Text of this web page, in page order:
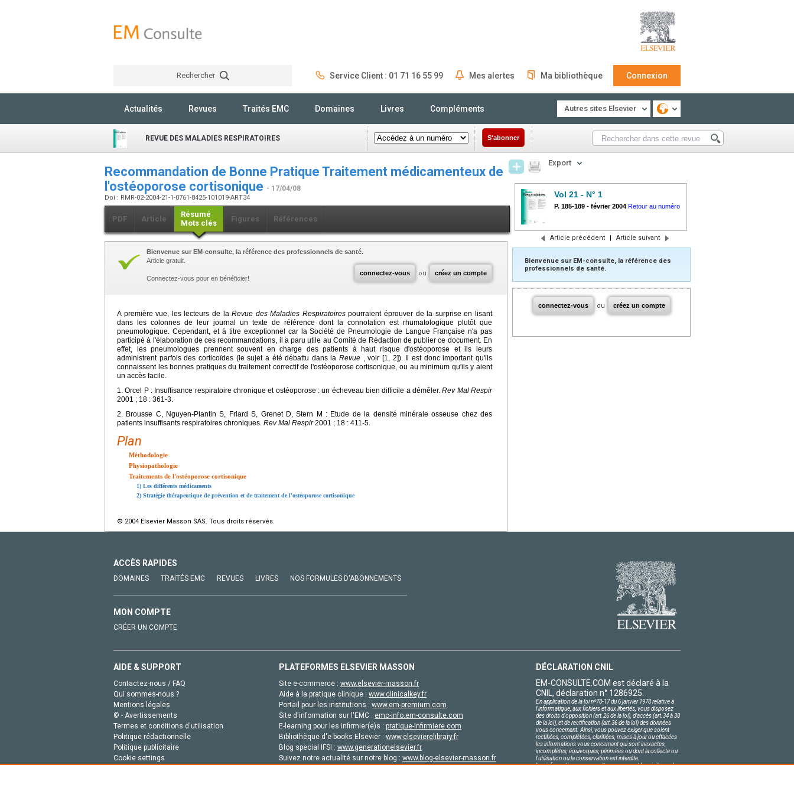
Rechercher Service Client : 01 71 16 55 99 Mes alertes Ma bibliothèque Connexion
Actualités Revues Traités EMC Domaines Livres Compléments Autres sites Elsevier
REVUE DES MALADIES RESPIRATOIRES S'abonner
Recommandation de Bonne Pratique Traitement médicamenteux de
l'ostéoporose cortisonique - 17/04/08
Doi : RMR-02-2004-21-1-0761-8425-101019-ART34
PDF Article
Résumé
Mots clés
Figures Références
connectez-vous ou créez un compte
Bienvenue sur EM-consulte, la référence des professionnels de santé.
Article gratuit.
Connectez-vous pour en bénéficier!
A première vue, les lecteurs de laRevue des Maladies Respiratoirespourraient éprouver de la surprise en lisant
dans les colonnes de leur journal un texte de référence dont la connotation est rhumatologique plutôt que
pneumologique. Cependant, et à titre exceptionnel car la Société de Pneumologie de Langue Française n'a pas
participé à l'élaboration de ces recommandations, il a paru utile au Comité de Rédaction de publier ce document. En
effet, les pneumologues prennent souvent en charge des patients à haut risque d'ostéoporose et ils leurs
administrent parfois des corticoïdes (le sujet a été débattu dans laRevue , voir [1, 2]). Il est donc important qu'ils
connaissent les bonnes pratiques du traitement correctif de l'ostéoporose cortisonique, ou au minimum qu'ils y aient
un accès facile.
1. Orcel P : Insuffisance respiratoire chronique et ostéoporose : un écheveau bien difficile a démêler.Rev Mal Respir
2001 ; 18 : 361-3.
2. Brousse C, Nguyen-Plantin S, Friard S, Grenet D, Stern M : Etude de la densité minérale osseuse chez des
patients insuffisants respiratoires chroniques. Rev Mal Respir2001 ; 18 : 411-5.
Plan
Méthodologie
Physiopathologie
Traitements de l'ostéoporose cortisonique
1) Les différents médicaments
2) Stratégie thérapeutique de prévention et de traitement de l'ostéoporose cortisonique
© 2004 Elsevier Masson SAS. Tous droits réservés.
Export
Vol 21 - N° 1
P. 185-189 - février 2004 Retour au numéro
Article précédent | Article suivant
Bienvenue sur EM-consulte, la référence des
professionnels de santé.
connectez-vous ou créez un compte
ACCÈS RAPIDES
DOMAINES TRAITÉS EMC REVUES LIVRES NOS FORMULES D'ABONNEMENTS
MON COMPTE
CRÉER UN COMPTE
AIDE & SUPPORT
Contactez-nous / FAQ
Qui sommes-nous ?
Mentions légales
© - Avertissements
Termes et conditions d'utilisation
Politique rédactionnelle
Politique publicitaire
Cookie settings
PLATEFORMES ELSEVIER MASSON
Site e-commerce : www.elsevier-masson.fr
Aide à la pratique clinique : www.clinicalkey.fr
Portail pour les institutions : www.em-premium.com
Site d'information sur l'EMC : emc-info.em-consulte.com
E-learning pour les infirmier(e)s : pratique-infirmiere.com
Bibliothèque d'e-books Elsevier : www.elsevierelibrary.fr
Blog special IFSI : www.generationelsevier.fr
Suivez notre actualité sur notre blog : www.blog-elsevier-masson.fr
DÉCLARATION CNIL
EM-CONSULTE.COM est déclaré à la
CNIL, déclaration n° 1286925.
En application de la loi nº78-17 du 6 janvier 1978 relative à
l'informatique, aux fichiers et aux libertés, vous disposez
des droits d'opposition (art.26 de la loi), d'accès (art.34 à 38
de la loi), et de rectification (art.36 de la loi) des données
vous concernant. Ainsi, vous pouvez exiger que soient
rectifiées, complétées, clarifiées, mises à jour ou effacées
les informations vous concernant qui sont inexactes,
incomplètes, équivoques, périmées ou dont la collecte ou
l'utilisation ou la conservation est interdite.
Les informations personnelles concernant les visiteurs de